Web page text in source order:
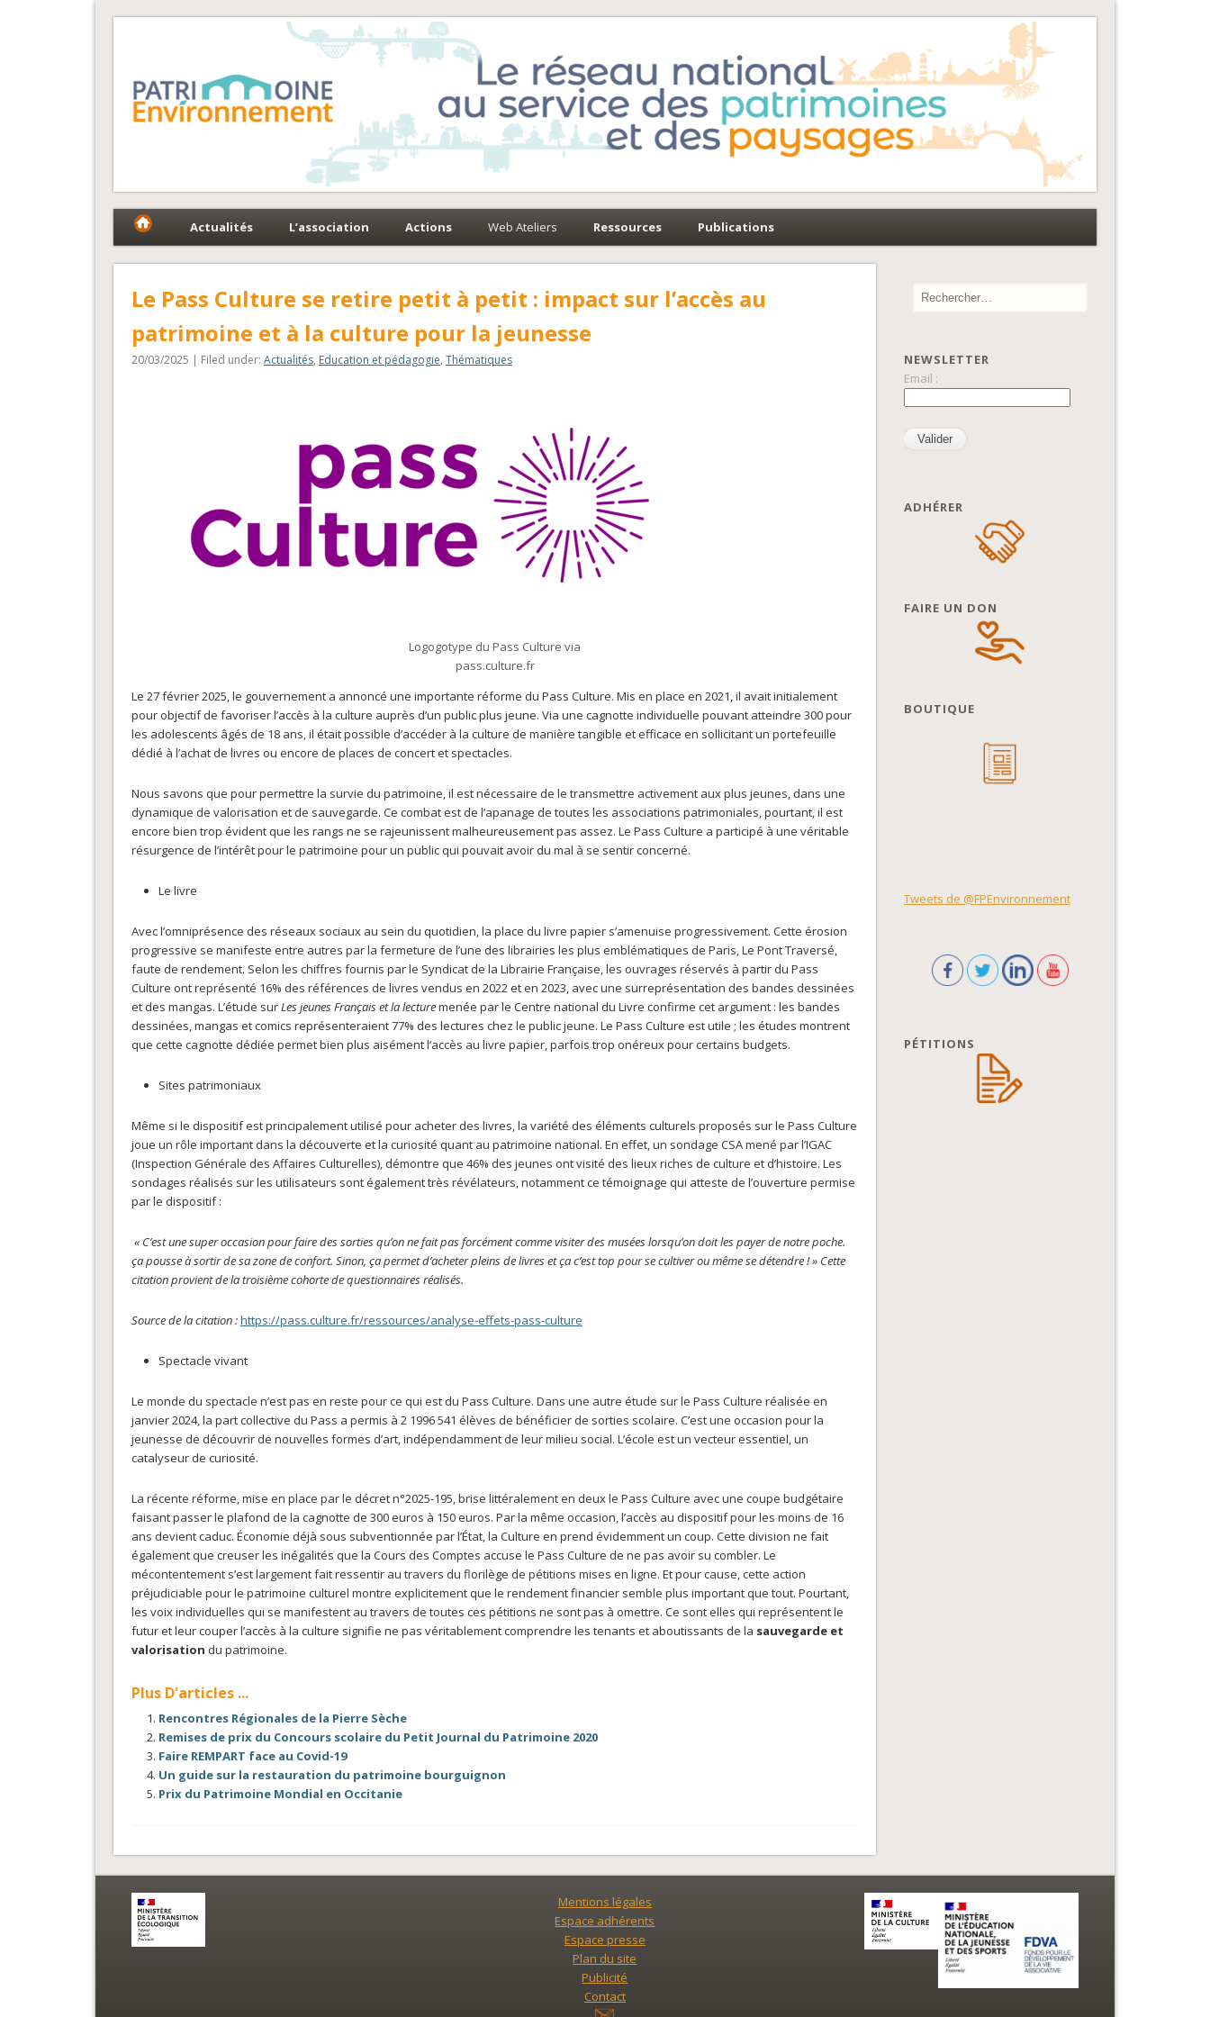
Fédération Patrimoine-Environnement
Actualités L’association Actions Web Ateliers Ressources Publications
Le Pass Culture se retire petit à petit : impact sur l’accès au
patrimoine et à la culture pour la jeunesse
20/03/2025 | Filed under: Actualités, Education et pédagogie, Thématiques
Logogotype du Pass Culture via
pass.culture.fr
Le 27 février 2025, le gouvernement a annoncé une importante réforme du Pass Culture. Mis en place en 2021, il avait initialement
pour objectif de favoriser l’accès à la culture auprès d’un public plus jeune. Via une cagnotte individuelle pouvant atteindre 300 pour
les adolescents âgés de 18 ans, il était possible d’accéder à la culture de manière tangible et efficace en sollicitant un portefeuille
dédié à l’achat de livres ou encore de places de concert et spectacles.
Nous savons que pour permettre la survie du patrimoine, il est nécessaire de le transmettre activement aux plus jeunes, dans une
dynamique de valorisation et de sauvegarde. Ce combat est de l’apanage de toutes les associations patrimoniales, pourtant, il est
encore bien trop évident que les rangs ne se rajeunissent malheureusement pas assez. Le Pass Culture a participé à une véritable
résurgence de l’intérêt pour le patrimoine pour un public qui pouvait avoir du mal à se sentir concerné.
Le livre
Avec l’omniprésence des réseaux sociaux au sein du quotidien, la place du livre papier s’amenuise progressivement. Cette érosion
progressive se manifeste entre autres par la fermeture de l’une des librairies les plus emblématiques de Paris, Le Pont Traversé,
faute de rendement. Selon les chiffres fournis par le Syndicat de la Librairie Française, les ouvrages réservés à partir du Pass
Culture ont représenté 16% des références de livres vendus en 2022 et en 2023, avec une surreprésentation des bandes dessinées
et des mangas. L’étude surLes jeunes Français et la lecturemenée par le Centre national du Livre confirme cet argument : les bandes
dessinées, mangas et comics représenteraient 77% des lectures chez le public jeune. Le Pass Culture est utile ; les études montrent
que cette cagnotte dédiée permet bien plus aisément l’accès au livre papier, parfois trop onéreux pour certains budgets.
Sites patrimoniaux
Même si le dispositif est principalement utilisé pour acheter des livres, la variété des éléments culturels proposés sur le Pass Culture
joue un rôle important dans la découverte et la curiosité quant au patrimoine national. En effet, un sondage CSA mené par l’IGAC
(Inspection Générale des Affaires Culturelles), démontre que 46% des jeunes ont visité des lieux riches de culture et d’histoire. Les
sondages réalisés sur les utilisateurs sont également très révélateurs, notamment ce témoignage qui atteste de l’ouverture permise
par le dispositif :
« C’est une super occasion pour faire des sorties qu’on ne fait pas forcément comme visiter des musées lorsqu’on doit les payer de notre poche.
ça pousse à sortir de sa zone de confort. Sinon, ça permet d’acheter pleins de livres et ça c’est top pour se cultiver ou même se détendre !» Cette
citation provient de la troisième cohorte de questionnaires réalisés.
Source de la citation :https://pass.culture.fr/ressources/analyse-effets-pass-culture
Spectacle vivant
Le monde du spectacle n’est pas en reste pour ce qui est du Pass Culture. Dans une autre étude sur le Pass Culture réalisée en
janvier 2024, la part collective du Pass a permis à 2 1996 541 élèves de bénéficier de sorties scolaire. C’est une occasion pour la
jeunesse de découvrir de nouvelles formes d’art, indépendamment de leur milieu social. L’école est un vecteur essentiel, un
catalyseur de curiosité.
La récente réforme, mise en place par le décret n°2025-195, brise littéralement en deux le Pass Culture avec une coupe budgétaire
faisant passer le plafond de la cagnotte de 300 euros à 150 euros. Par la même occasion, l’accès au dispositif pour les moins de 16
ans devient caduc. Économie déjà sous subventionnée par l’État, la Culture en prend évidemment un coup. Cette division ne fait
également que creuser les inégalités que la Cours des Comptes accuse le Pass Culture de ne pas avoir su combler. Le
mécontentement s’est largement fait ressentir au travers du florilège de pétitions mises en ligne. Et pour cause, cette action
préjudiciable pour le patrimoine culturel montre explicitement que le rendement financier semble plus important que tout. Pourtant,
les voix individuelles qui se manifestent au travers de toutes ces pétitions ne sont pas à omettre. Ce sont elles qui représentent le
futur et leur couper l’accès à la culture signifie ne pas véritablement comprendre les tenants et aboutissants de la sauvegarde et
valorisation du patrimoine.
Plus D'articles ...
Rencontres Régionales de la Pierre Sèche
Remises de prix du Concours scolaire du Petit Journal du Patrimoine 2020
Faire REMPART face au Covid-19
Un guide sur la restauration du patrimoine bourguignon
Prix du Patrimoine Mondial en Occitanie
NEWSLETTER
Email :
ADHÉRER
FAIRE UN DON
BOUTIQUE
Tweets de @FPEnvironnement
PÉTITIONS
Mentions légales
Espace adhérents
Espace presse
Plan du site
Publicité
Contact